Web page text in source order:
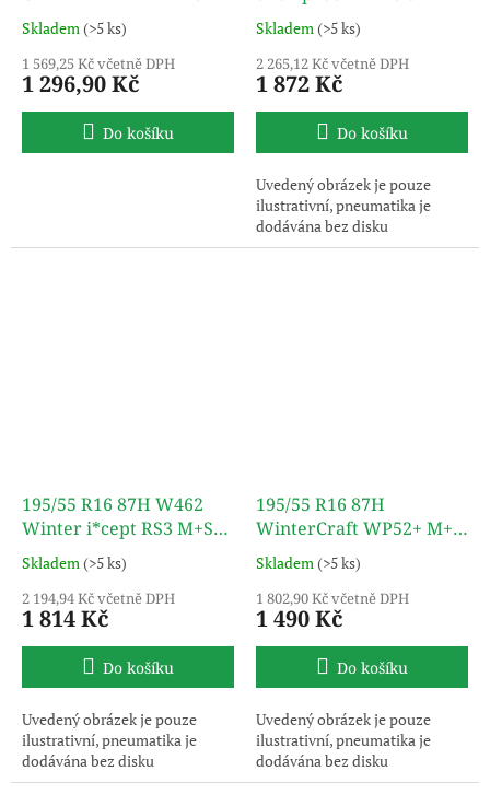
3PMSF TL GITI
Skladem(>5 ks)
1 569,25 Kč včetně DPH
1 296,90 Kč
Do košíku
TL NOKIAN TYRES
Skladem(>5 ks)
2 265,12 Kč včetně DPH
1 872 Kč
Do košíku
Uvedený obrázek je pouze
ilustrativní, pneumatika je
dodávána bez disku
195/55 R16 87H W462
Winter i*cept RS3 M+S
3PMSF TL HANKOOK
Skladem(>5 ks)
2 194,94 Kč včetně DPH
1 814 Kč
Do košíku
Uvedený obrázek je pouze
ilustrativní, pneumatika je
dodávána bez disku
195/55 R16 87H
WinterCraft WP52+ M+S
3PMSF TL KUMHO
Skladem(>5 ks)
1 802,90 Kč včetně DPH
1 490 Kč
Do košíku
Uvedený obrázek je pouze
ilustrativní, pneumatika je
dodávána bez disku